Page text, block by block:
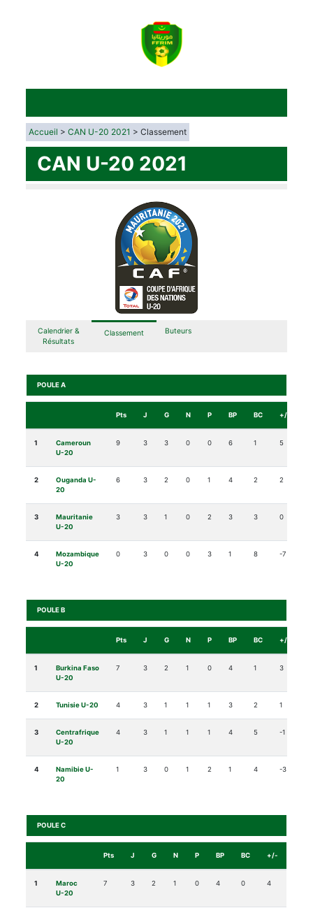
Accueil >CAN U-20 2021 > Classement
CAN U-20 2021
Calendrier &
Résultats
Classement Buteurs
POULE A
Pts J G N P BP BC +/-
1
Cameroun
U-20
9 3 3 0 0 6 1 5
2
Ouganda U-
20
6 3 2 0 1 4 2 2
3
Mauritanie
U-20
3 3 1 0 2 3 3 0
4
Mozambique
U-20
0 3 0 0 3 1 8 -7
POULE B
Pts J G N P BP BC +/-
1
Burkina Faso
U-20
7 3 2 1 0 4 1 3
2 Tunisie U-20 4 3 1 1 1 3 2 1
3
Centrafrique
U-20
4 3 1 1 1 4 5 -1
4
Namibie U-
20
1 3 0 1 2 1 4 -3
POULE C
Pts J G N P BP BC +/-
1
Maroc
U-20
7 3 2 1 0 4 0 4